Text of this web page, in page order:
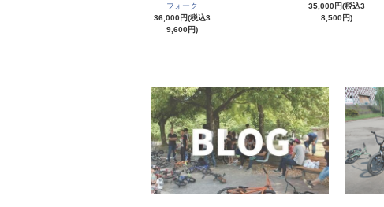
フォーク
36,000円(税込3
9,600円)
35,000円(税込3
8,500円)